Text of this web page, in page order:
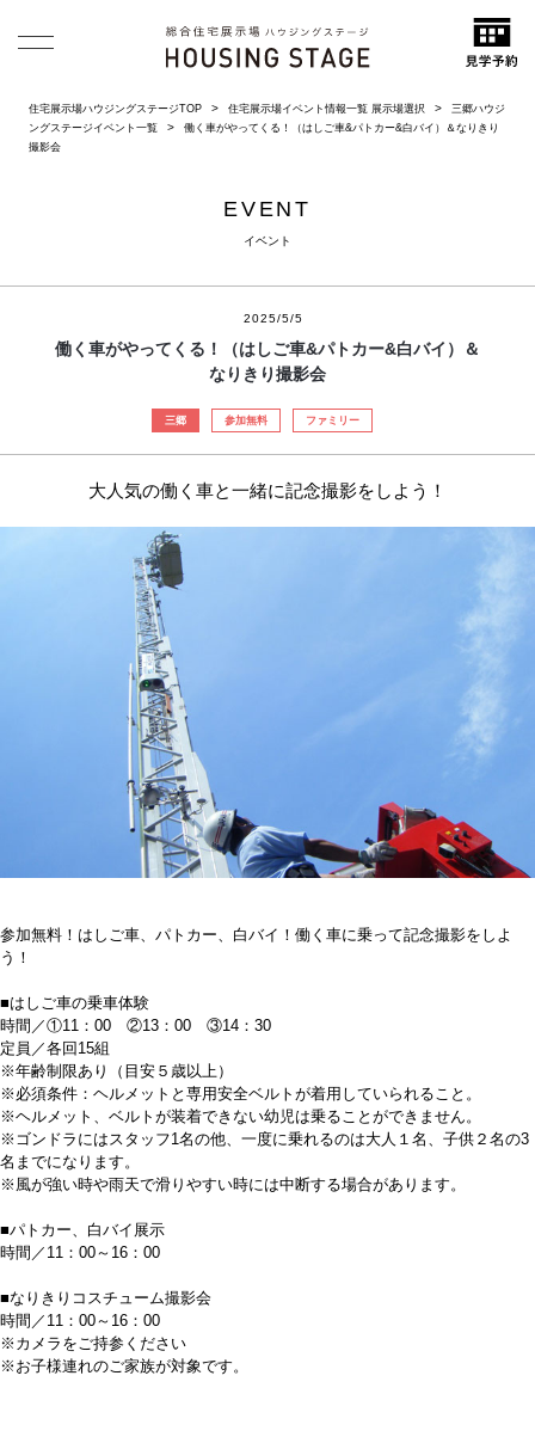
住宅展示場ハウジングステージTOP 住宅展示場イベント情報一覧 展示場選択
三郷ハウジ
ングステージイベント一覧
働く車がやってくる！（はしご車&パトカー&白バイ）＆なりきり
撮影会
EVENT
イベント
2025/5/5
働く車がやってくる！（はしご車&パトカー&白バイ）＆
なりきり撮影会
三郷 参加無料 ファミリー
大人気の働く車と一緒に記念撮影をしよう！
参加無料！はしご車、パトカー、白バイ！働く車に乗って記念撮影をしよ
う！
■はしご車の乗車体験
時間／①11：00 ②13：00 ③14：30
定員／各回15組
※年齢制限あり（目安５歳以上）
※必須条件：ヘルメットと専用安全ベルトが着用していられること。
※ヘルメット、ベルトが装着できない幼児は乗ることができません。
※ゴンドラにはスタッフ1名の他、一度に乗れるのは大人１名、子供２名の3
名までになります。
※風が強い時や雨天で滑りやすい時には中断する場合があります。
■パトカー、白バイ展示
時間／11：00～16：00
■なりきりコスチューム撮影会
時間／11：00～16：00
※カメラをご持参ください
※お子様連れのご家族が対象です。